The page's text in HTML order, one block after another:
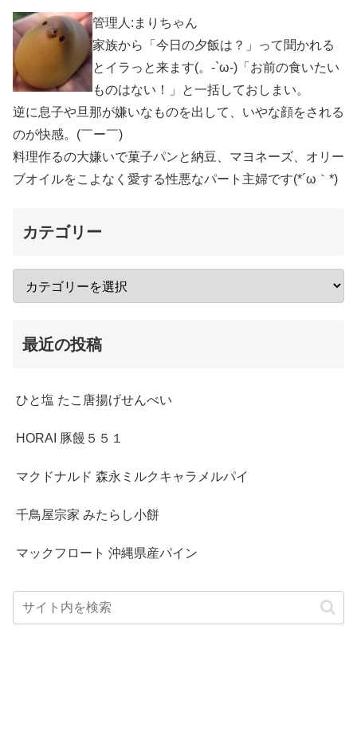
管理人:まりちゃん
家族から「今日の夕飯は？」って聞かれる
とイラっと来ます(。-`ω-)「お前の食いたい
ものはない！」と一括しておしまい。
逆に息子や旦那が嫌いなものを出して、いやな顔をされる
のが快感。(￣ー￣)
料理作るの大嫌いで菓子パンと納豆、マヨネーズ、オリー
ブオイルをこよなく愛する性悪なパート主婦です(*´ω｀*)
カテゴリー
最近の投稿
ひと塩 たこ唐揚げせんべい
HORAI 豚饅５５１
マクドナルド 森永ミルクキャラメルパイ
千鳥屋宗家 みたらし小餅
マックフロート 沖縄県産パイン